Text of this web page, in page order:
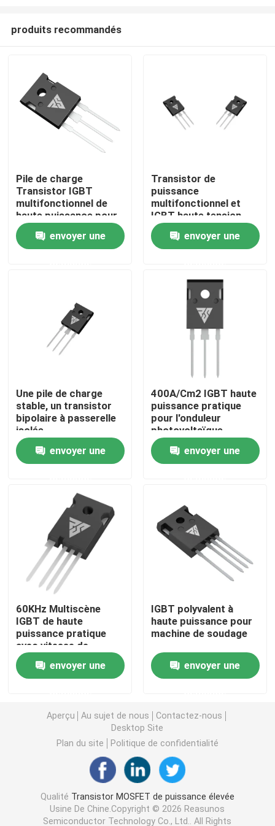
À la maison
Produits
Visite de l'usine
Contrôle de la qualité
Nous contacter
Nouvelles
Demandez un devis
Transistor MOSFET de puissance élevée
MOSFET en carbure de silicium
MOSFET à super jonction
SBD au carbure de silicium
Transistor MOSFET à haute tension
IGBT à haute puissance
Diodes de barrière de Schottky
Semi-conducteurs à haute puissance
produits recommandés
Pile de charge
Transistor IGBT
multifonctionnel de
haute puissance pour
OBC
envoyer une
Transistor de
puissance
multifonctionnel et
IGBT haute tension
1200V 40A
envoyer une
Une pile de charge
stable, un transistor
bipolaire à passerelle
isolée.
envoyer une
400A/Cm2 IGBT haute
puissance pratique
pour l'onduleur
photovoltaïque
envoyer une
60KHz Multiscène
IGBT de haute
puissance pratique
avec vitesse de
commutation rapide
envoyer une
IGBT polyvalent à
haute puissance pour
machine de soudage
envoyer une
Aperçu Au sujet de nous
Contactez-nous
Desktop Site
Plan du site
Politique de confidentialité
Qualité Transistor MOSFET de puissance élevée
Usine De Chine.Copyright © 2026 Reasunos
Semiconductor Technology Co., Ltd.. All Rights